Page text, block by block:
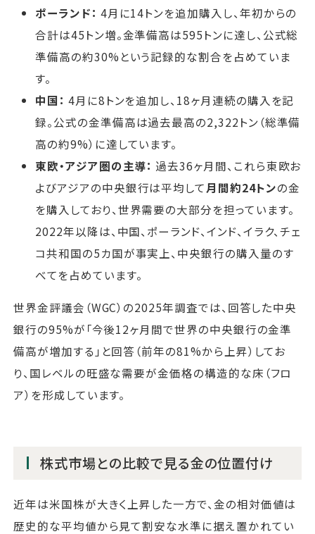
ポーランド： 4月に14トンを追加購入し、年初からの
合計は45トン増。金準備高は595トンに達し、公式総
準備高の約30%という記録的な割合を占めていま
す。
中国： 4月に8トンを追加し、18ヶ月連続の購入を記
録。公式の金準備高は過去最高の2,322トン（総準備
高の約9%）に達しています。
東欧・アジア圏の主導： 過去36ヶ月間、これら東欧お
よびアジアの中央銀行は平均して月間約24トンの金
を購入しており、世界需要の大部分を担っています。
2022年以降は、中国、ポーランド、インド、イラク、チェ
コ共和国の5カ国が事実上、中央銀行の購入量のす
べてを占めています。
世界金評議会（WGC）の2025年調査では、回答した中央
銀行の95%が「今後12ヶ月間で世界の中央銀行の金準
備高が増加する」と回答（前年の81%から上昇）してお
り、国レベルの旺盛な需要が金価格の構造的な床（フロ
ア）を形成しています。
株式市場との比較で見る金の位置付け
近年は米国株が大きく上昇した一方で、金の相対価値は
歴史的な平均値から見て割安な水準に据え置かれてい